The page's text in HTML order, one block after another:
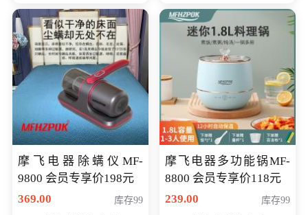
摩飞电器除螨仪MF-
9800 会员专享价198元
369.00
库存99
摩飞电器多功能锅MF-
8800 会员专享价118元
239.00
库存99